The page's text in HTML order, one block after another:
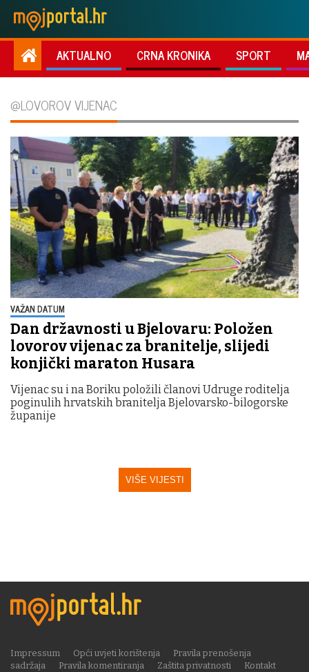
AKTUALNO CRNA KRONIKA SPORT
@LOVOROV VIJENAC
VAŽAN DATUM
Dan državnosti u Bjelovaru: Položen
lovorov vijenac za branitelje, slijedi
konjički maraton Husara
Vijenac su i na Boriku položili članovi Udruge roditelja
poginulih hrvatskih branitelja Bjelovarsko-bilogorske
županije
VIŠE VIJESTI
Impressum Opći uvjeti korištenja
Pravila prenošenja
sadržaja
Pravila komentiranja Zaštita privatnosti
Kontakt